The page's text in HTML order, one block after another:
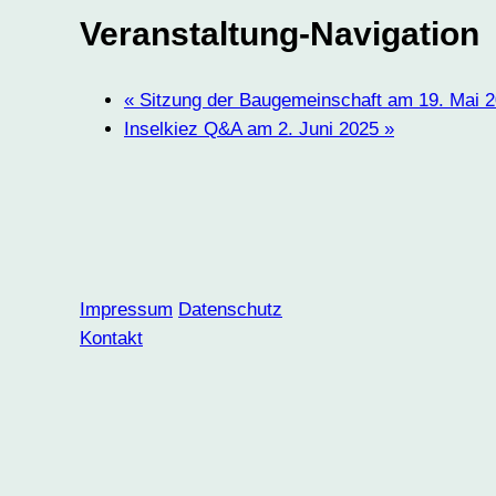
Veranstaltung-Navigation
« Sitzung der Baugemeinschaft am 19. Mai
Inselkiez Q&A am 2. Juni 2025 »
Impressum Datenschutz
Kontakt